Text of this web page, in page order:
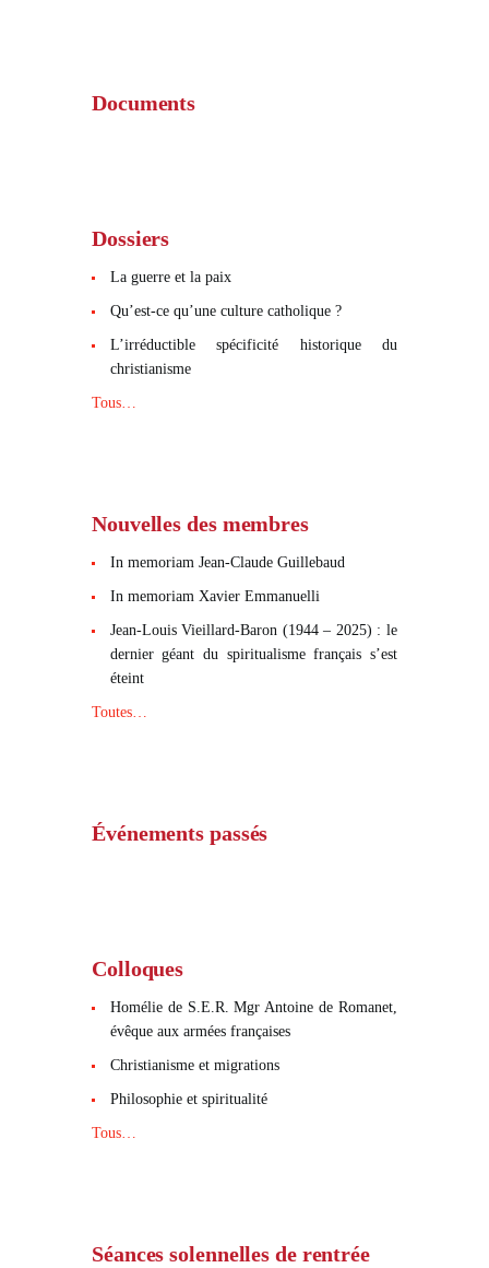
Documents
Dossiers
La guerre et la paix
Qu’est-ce qu’une culture catholique ?
L’irréductible spécificité historique du
christianisme
Tous…
Nouvelles des membres
In memoriam Jean-Claude Guillebaud
In memoriam Xavier Emmanuelli
Jean-Louis Vieillard-Baron (1944 – 2025) : le
dernier géant du spiritualisme français s’est
éteint
Toutes…
Événements passés
Colloques
Homélie de S.E.R. Mgr Antoine de Romanet,
évêque aux armées françaises
Christianisme et migrations
Philosophie et spiritualité
Tous…
Séances solennelles de rentrée